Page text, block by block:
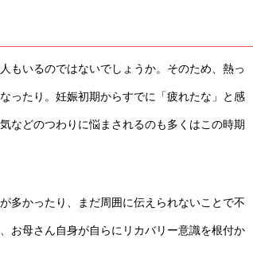
もいるのではないでしょうか。そのため、熱っ
ったり。妊娠初期からすでに「疲れたな」と感
などのつわりに悩まされるのも多くはこの時期
多かったり、まだ周囲に伝えられないことで不
お母さん自身が自らにリカバリー意識を根付か